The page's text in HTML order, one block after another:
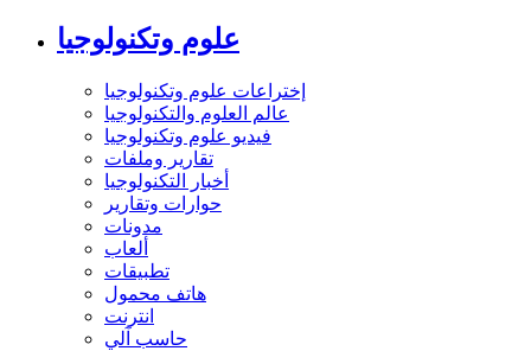
علوم وتكنولوجيا
إختراعات علوم وتكنولوجيا
عالم العلوم والتكنولوجيا
فيديو علوم وتكنولوجيا
تقارير وملفات
أخبار التكنولوجيا
حوارات وتقارير
مدونات
ألعاب
تطبيقات
هاتف محمول
انترنت
حاسب آلي